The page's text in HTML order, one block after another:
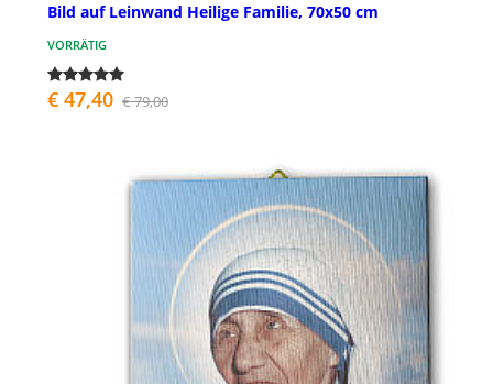
Bild auf Leinwand Heilige Familie, 70x50 cm
VORRÄTIG
€ 47,40 € 79,00